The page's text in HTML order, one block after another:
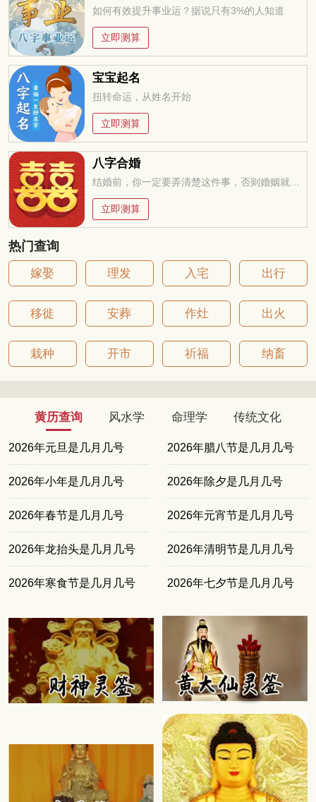
如何有效提升事业运？据说只有3%的人知道
立即测算
宝宝起名
扭转命运，从姓名开始
立即测算
八字合婚
结婚前，你一定要弄清楚这件事，否则婚姻就是你的坟墓
立即测算
热门查询
嫁娶 理发 入宅 出行
移徙 安葬 作灶 出火
栽种 开市 祈福 纳畜
黄历查询 风水学 命理学 传统文化
2026年元旦是几月几号 2026年腊八节是几月几号
2026年小年是几月几号 2026年除夕是几月几号
2026年春节是几月几号 2026年元宵节是几月几号
2026年龙抬头是几月几号 2026年清明节是几月几号
2026年寒食节是几月几号 2026年七夕节是几月几号